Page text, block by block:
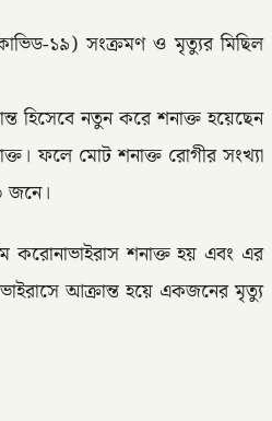
১৯) সংক্রমণ ও মৃত্যুর মিছিল
হিসেবে নতুন করে শনাক্ত হয়েছেন
ফলে মোট শনাক্ত রোগীর সংখ্যা
জনে।
করোনাভাইরাস শনাক্ত হয় এবং এর
আক্রান্ত হয়ে একজনের মৃত্যু